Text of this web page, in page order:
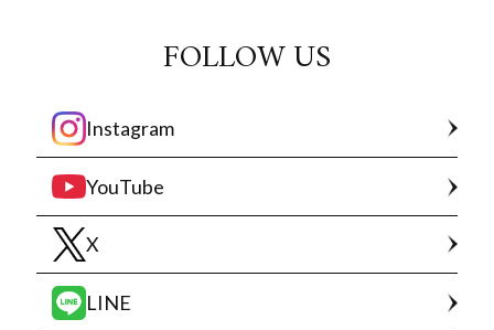
FOLLOW US
Instagram
YouTube
X
LINE